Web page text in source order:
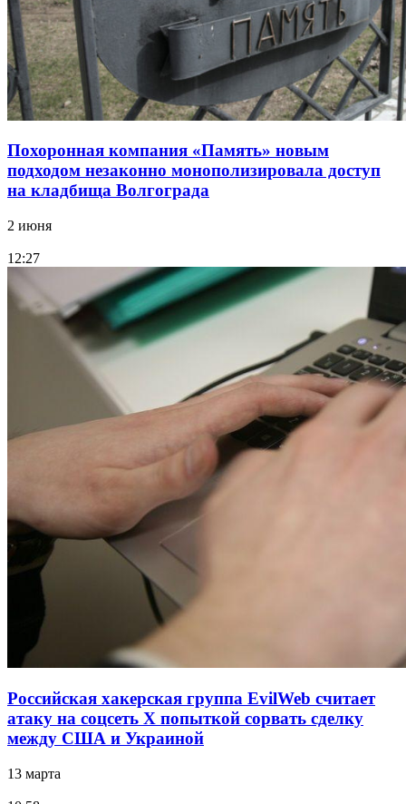
Похоронная компания «Память» новым
подходом незаконно монополизировала доступ
на кладбища Волгограда
2 июня
12:27
Российская хакерская группа EvilWeb считает
атаку на соцсеть Х попыткой сорвать сделку
между США и Украиной
13 марта